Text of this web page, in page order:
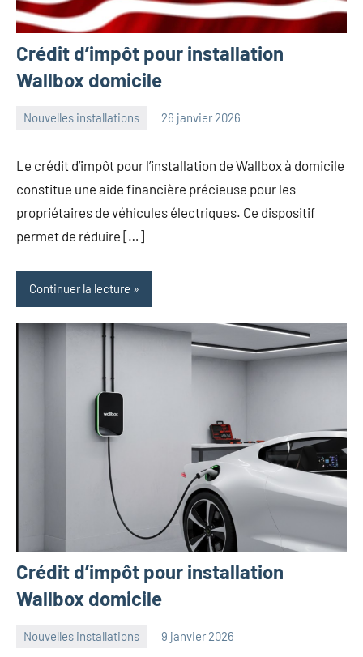
Crédit d’impôt pour installation
Wallbox domicile
Nouvelles installations 26 janvier 2026
Le crédit d’impôt pour l’installation de Wallbox à domicile
constitue une aide financière précieuse pour les
propriétaires de véhicules électriques. Ce dispositif
permet de réduire […]
Continuer la lecture
Crédit d’impôt pour installation
Wallbox domicile
Nouvelles installations 9 janvier 2026